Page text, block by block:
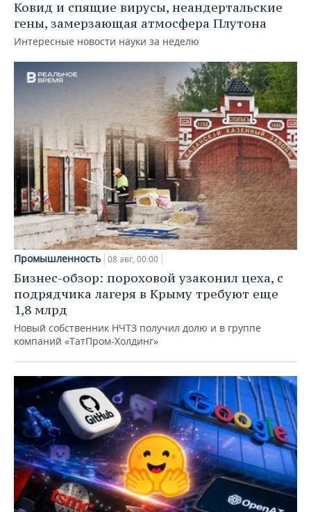
Ковид и спящие вирусы, неандертальские
гены, замерзающая атмосфера Плутона
Интересные новости науки за неделю
Промышленность 08 авг, 00:00
Бизнес-обзор: пороховой узаконил цеха, с
подрядчика лагеря в Крыму требуют еще
1,8 млрд
Новый собственник НЧТЗ получил долю и в группе
компаний «ТатПром-Холдинг»